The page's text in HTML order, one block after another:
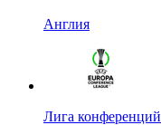
Англия
Лига конференций